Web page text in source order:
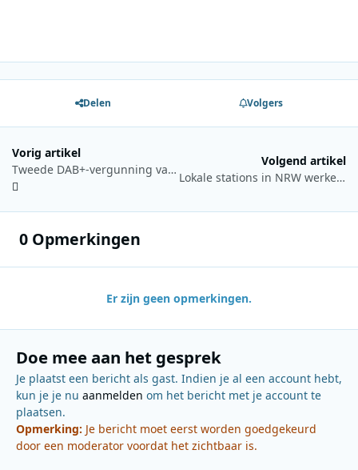
Delen Volgers
Vorig artikel
Tweede DAB+-vergunning vanaf 9 juni mogelijk voor lokale publieke omroepen
Volgend artikel
Lokale stations in NRW werken voortaan met modulair Smart Radio‑systeem
0 Opmerkingen
Er zijn geen opmerkingen.
Doe mee aan het gesprek
Je plaatst een bericht als gast. Indien je al een account hebt,
kun je je nu aanmelden om het bericht met je account te
plaatsen.
Opmerking: Je bericht moet eerst worden goedgekeurd
door een moderator voordat het zichtbaar is.